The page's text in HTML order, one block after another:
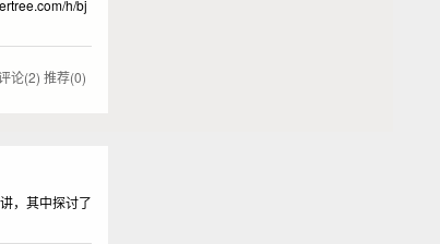
h/bj
论(2) 推荐(0)
，其中探讨了